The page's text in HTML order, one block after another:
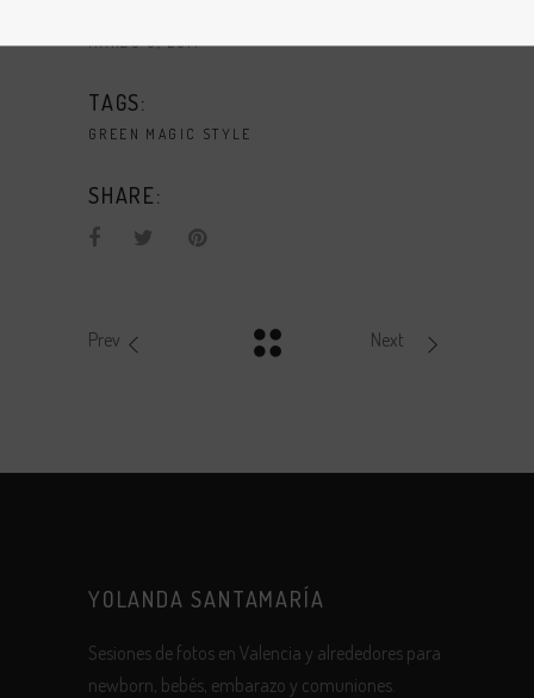
MARZO 6, 2017
TAGS:
GREEN MAGIC STYLE
SHARE:
Prev Next
YOLANDA SANTAMARÍA
Sesiones de fotos en Valencia y alrededores para
newborn, bebés, embarazo y comuniones.